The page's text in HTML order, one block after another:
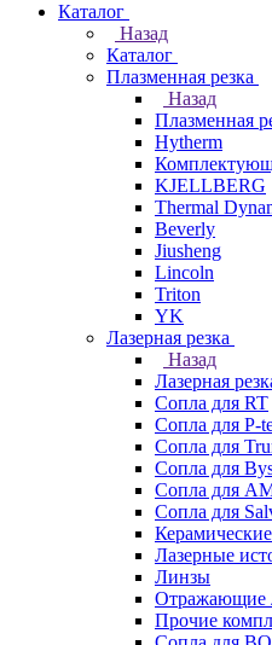
Каталог
Назад
Каталог
Плазменная резка
Назад
Плазменная
Hytherm
KJELLBERG
Thermal
Beverly
Jiusheng
Lincoln
Triton
YK
Лазерная резка
Назад
Лазерная
Сопла для RT
Сопла для P-
Сопла для
Сопла для
Сопла для
Сопла для
Лазерные
Линзы
Отражающие
Прочие